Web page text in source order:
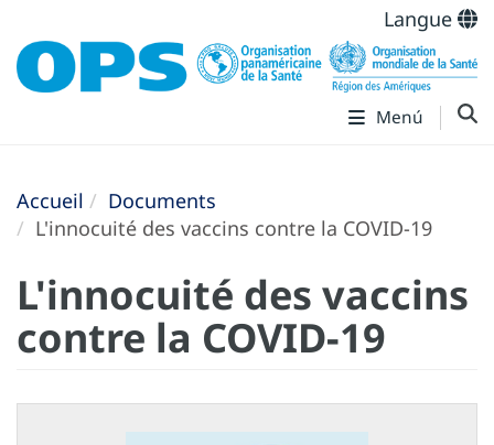
Langue
Menú
Accueil
Documents
L'innocuité des vaccins contre la COVID-19
L'innocuité des vaccins
contre la COVID-19